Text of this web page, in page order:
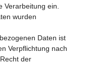
Verarbeitung ein.
wurden
Daten ist
Verpflichtung nach
der